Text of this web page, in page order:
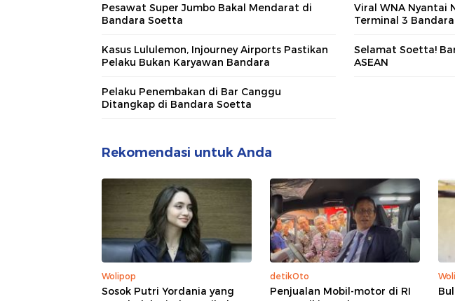
Pesawat Super Jumbo Bakal Mendarat di
Bandara Soetta
Viral WNA Nyantai
Terminal 3
Kasus Lululemon, Injourney Airports Pastikan
Pelaku Bukan Karyawan Bandara
Selamat Soetta!
ASEAN
Pelaku Penembakan di Bar Canggu
Ditangkap di Bandara Soetta
Rekomendasi untuk Anda
Wolipop
Sosok Putri Yordania yang
detikOto
Penjualan Mobil-motor di RI